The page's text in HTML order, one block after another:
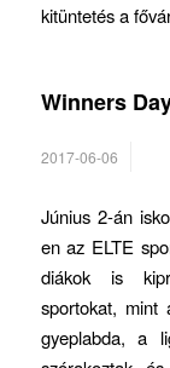
kitüntetés a
Winners
2017-06-06
Június 2-án
en az ELTE
diákok is
sportokat,
gyeplabda, a